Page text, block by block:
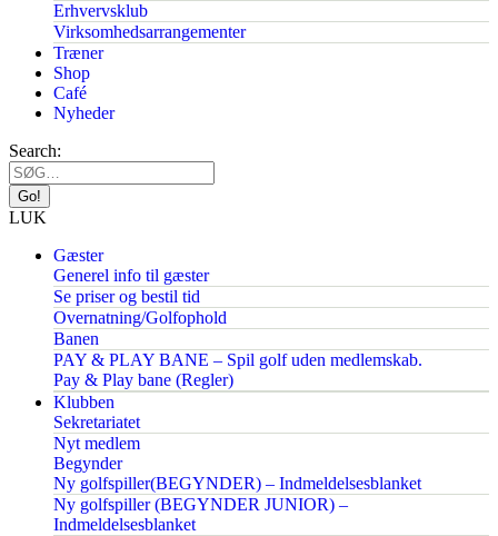
Erhvervsklub
Virksomhedsarrangementer
Træner
Shop
Café
Nyheder
Search:
LUK
Gæster
Generel info til gæster
Se priser og bestil tid
Overnatning/Golfophold
Banen
PAY & PLAY BANE – Spil golf uden medlemskab.
Pay & Play bane (Regler)
Klubben
Sekretariatet
Nyt medlem
Begynder
Ny golfspiller(BEGYNDER) – Indmeldelsesblanket
Ny golfspiller (BEGYNDER JUNIOR) –
Indmeldelsesblanket